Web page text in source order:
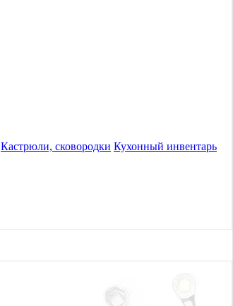
Кастрюли, сковородки Кухонный инвентарь